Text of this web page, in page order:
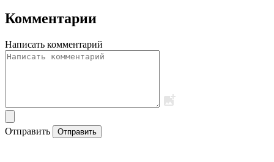
Комментарии
Написать комментарий
Отправить Отправить